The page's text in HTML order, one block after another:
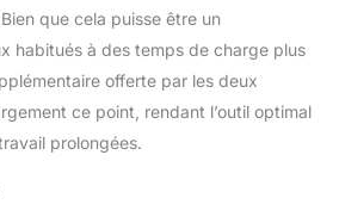
branches ou couper du
bois de chauffage,
bénéficiez de coupes
nettes, rapides et sans
effort MULTIPLES
PROTECTIONS DE
que cela puisse être un
habitués à des temps de charge plus
offerte par les deux
ce point, rendant l’outil optimal
prolongées.